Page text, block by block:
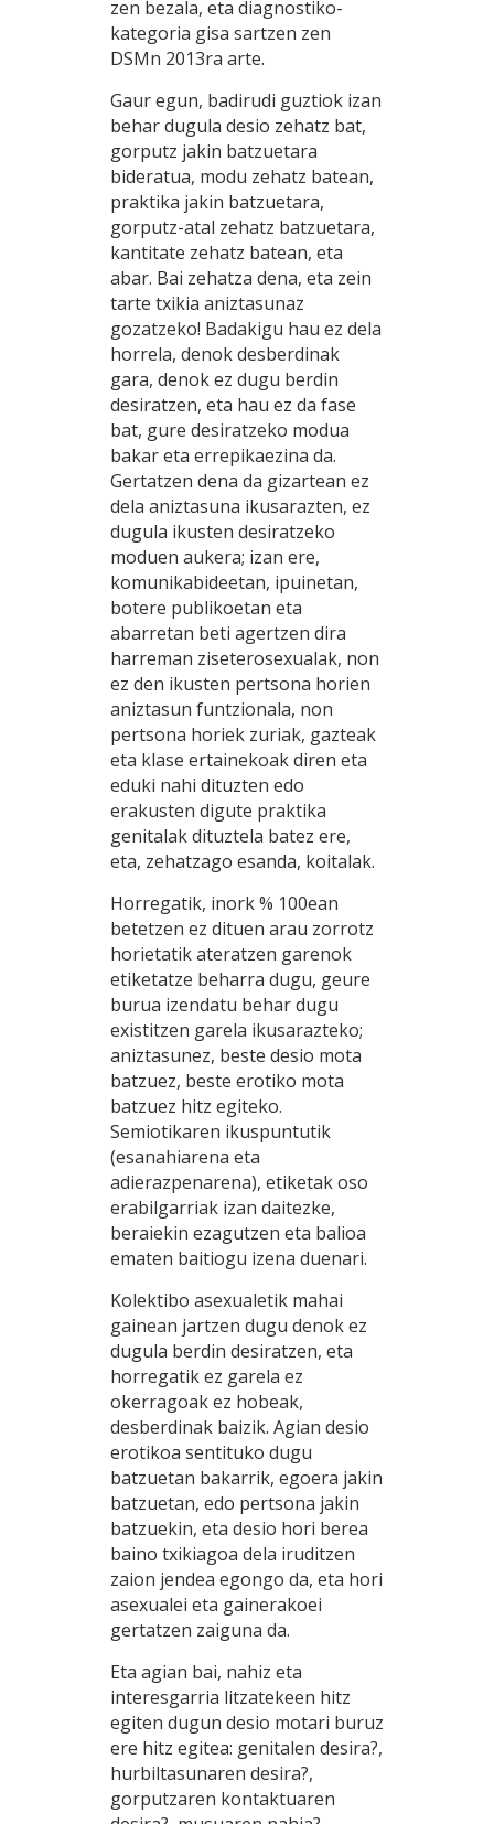
zen bezala, eta diagnostiko-
kategoria gisa sartzen zen
DSMn 2013ra arte.
Gaur egun, badirudi guztiok izan
behar dugula desio zehatz bat,
gorputz jakin batzuetara
bideratua, modu zehatz batean,
praktika jakin batzuetara,
gorputz-atal zehatz batzuetara,
kantitate zehatz batean, eta
abar. Bai zehatza dena, eta zein
tarte txikia aniztasunaz
gozatzeko! Badakigu hau ez dela
horrela, denok desberdinak
gara, denok ez dugu berdin
desiratzen, eta hau ez da fase
bat, gure desiratzeko modua
bakar eta errepikaezina da.
Gertatzen dena da gizartean ez
dela aniztasuna ikusarazten, ez
dugula ikusten desiratzeko
moduen aukera; izan ere,
komunikabideetan, ipuinetan,
botere publikoetan eta
abarretan beti agertzen dira
harreman ziseterosexualak, non
ez den ikusten pertsona horien
aniztasun funtzionala, non
pertsona horiek zuriak, gazteak
eta klase ertainekoak diren eta
eduki nahi dituzten edo
erakusten digute praktika
genitalak dituztela batez ere,
eta, zehatzago esanda, koitalak.
Horregatik, inork % 100ean
betetzen ez dituen arau zorrotz
horietatik ateratzen garenok
etiketatze beharra dugu, geure
burua izendatu behar dugu
existitzen garela ikusarazteko;
aniztasunez, beste desio mota
batzuez, beste erotiko mota
batzuez hitz egiteko.
Semiotikaren ikuspuntutik
(esanahiarena eta
adierazpenarena), etiketak oso
erabilgarriak izan daitezke,
beraiekin ezagutzen eta balioa
ematen baitiogu izena duenari.
Kolektibo asexualetik mahai
gainean jartzen dugu denok ez
dugula berdin desiratzen, eta
horregatik ez garela ez
okerragoak ez hobeak,
desberdinak baizik. Agian desio
erotikoa sentituko dugu
batzuetan bakarrik, egoera jakin
batzuetan, edo pertsona jakin
batzuekin, eta desio hori berea
baino txikiagoa dela iruditzen
zaion jendea egongo da, eta hori
asexualei eta gainerakoei
gertatzen zaiguna da.
Eta agian bai, nahiz eta
interesgarria litzatekeen hitz
egiten dugun desio motari buruz
ere hitz egitea: genitalen desira?,
hurbiltasunaren desira?,
gorputzaren kontaktuaren